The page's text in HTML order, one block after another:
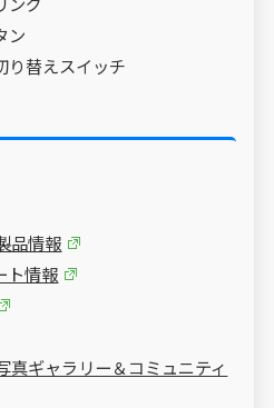
ン
り替えスイッチ
品情報
ト情報
真ギャラリー＆コミュニティ